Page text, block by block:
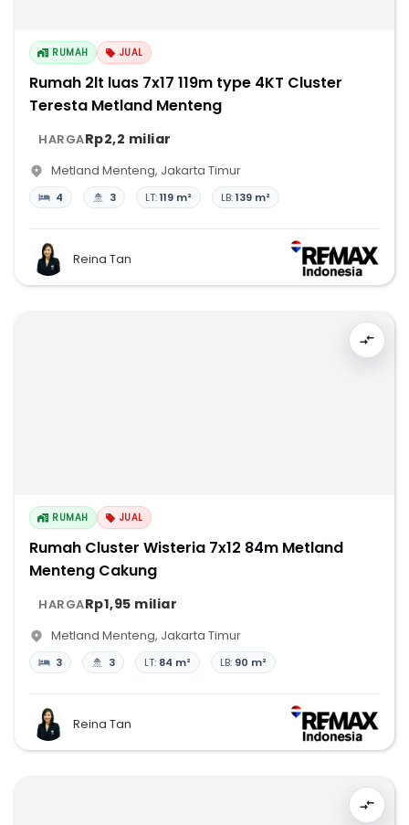
RUMAH JUAL
Rumah 2lt luas 7x17 119m type 4KT Cluster
Teresta Metland Menteng
HARGARp2,2 miliar
Metland Menteng, Jakarta Timur
4 3 LT:119 m² LB:139 m²
Reina Tan
RUMAH JUAL
Rumah Cluster Wisteria 7x12 84m Metland
Menteng Cakung
HARGARp1,95 miliar
Metland Menteng, Jakarta Timur
3 3 LT: 84 m² LB: 90 m²
Reina Tan